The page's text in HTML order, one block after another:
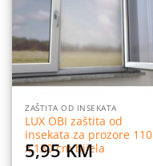
ZAŠTITA OD INSEKATA
LUX OBI zaštita od
insekata za prozore 110
x 130 cm bijela
5,95KM